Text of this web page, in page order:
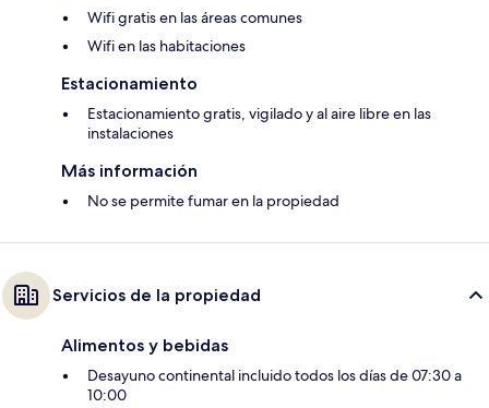
Wifi gratis en las áreas comunes
Wifi en las habitaciones
Estacionamiento
Estacionamiento gratis, vigilado y al aire libre en las
instalaciones
Más información
No se permite fumar en la propiedad
Servicios de la propiedad
Alimentos y bebidas
Desayuno continental incluido todos los días de 07:30 a
10:00